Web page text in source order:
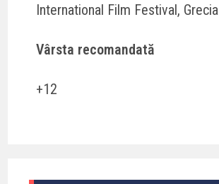
International Film Festival, Grecia
Vârsta recomandată
+12